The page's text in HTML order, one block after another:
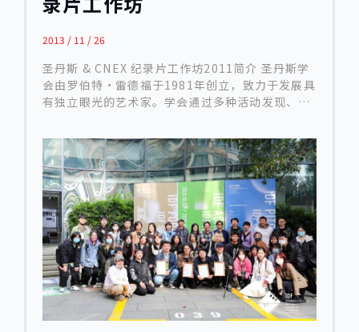
2013 / 11 / 26
圣丹斯 & CNEX 纪录片工作坊2011简介 圣丹斯学
会由罗伯特·雷德福于1981年创立，致力于发展具
有独立眼光的艺术家。学会通过多种活动发现、支
术家，并向观众介绍他们的作品。 圣丹斯学会纪录
片电影项目和基金（DFP）为全球关注社会平等和
当代话题的纪录片电影人提供资源，包括资金、创
新支持和其他机会。 工作坊导师 Cara Mertes——
独立媒体人、制片人、电视台工作者